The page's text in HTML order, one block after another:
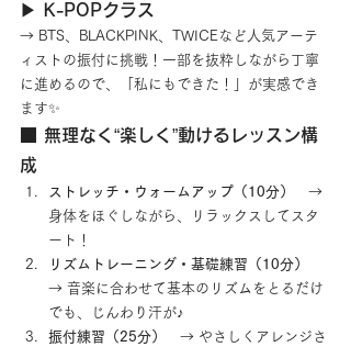
▶ K-POPクラス
→ BTS、BLACKPINK、TWICEなど人気アーテ
ィストの振付に挑戦！一部を抜粋しながら丁寧
に進めるので、「私にもできた！」が実感でき
ます✨
■ 無理なく“楽しく”動けるレッスン構
成
ストレッチ・ウォームアップ（10分）
→
身体をほぐしながら、リラックスしてスタ
ート！
リズムトレーニング・基礎練習（10分）
→ 音楽に合わせて基本のリズムをとるだけ
でも、じんわり汗が♪
振付練習（25分）
→ やさしくアレンジさ